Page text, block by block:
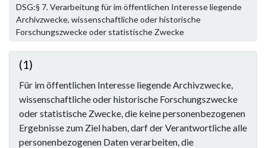
DSG:§ 7. Verarbeitung für im öffentlichen Interesse liegende
Archivzwecke, wissenschaftliche oder historische
Forschungszwecke oder statistische Zwecke
(1)
Für im öffentlichen Interesse liegende Archivzwecke,
wissenschaftliche oder historische Forschungszwecke
oder statistische Zwecke, die keine personenbezogenen
Ergebnisse zum Ziel haben, darf der Verantwortliche alle
personenbezogenen Daten verarbeiten, die